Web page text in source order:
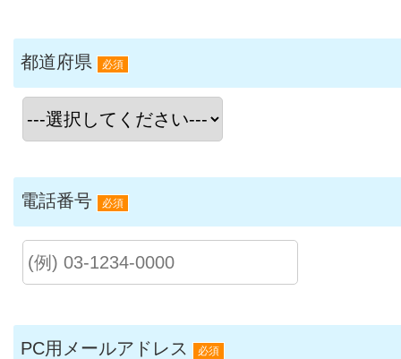
都道府県 必須
電話番号 必須
PC用メールアドレス 必須